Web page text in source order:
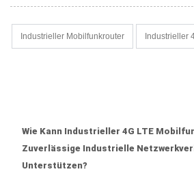
Industrieller Mobilfunkrouter Industrieller
Wie Kann Industrieller 4G LTE
Zuverlässige Industrielle
Unterstützen?